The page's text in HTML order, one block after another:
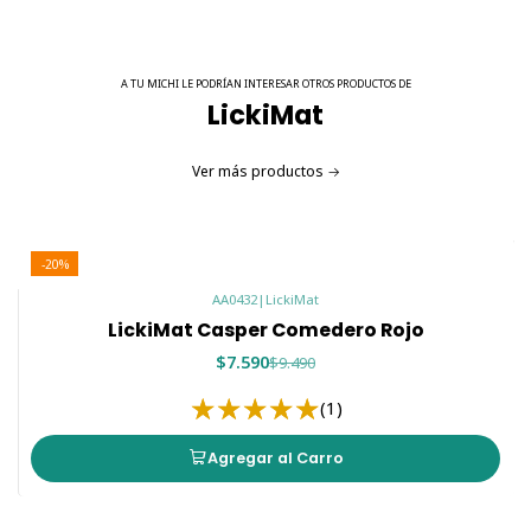
🐾✨
A TU MICHI LE PODRÍAN INTERESAR OTROS PRODUCTOS DE
LickiMat
Ver más productos
-20%
AA0432| LickiMat
LickiMat Casper Comedero Rojo
$7.590$9.490
(1)
Agregar al Carro